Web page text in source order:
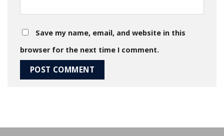
Save my name, email, and website in this
browser for the next time I comment.